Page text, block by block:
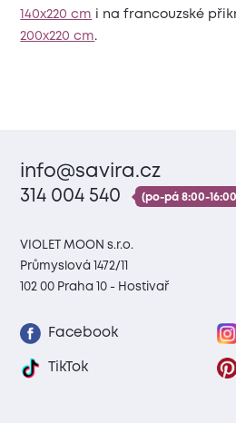
140x220 cm
i na francouzské
200x220 cm.
info@savira.cz
314 004 540
(po-pá 8:00-
VIOLET MOON s.r.o.
Průmyslová 1472/11
102 00 Praha 10 - Hostivař
Facebook
TikTok